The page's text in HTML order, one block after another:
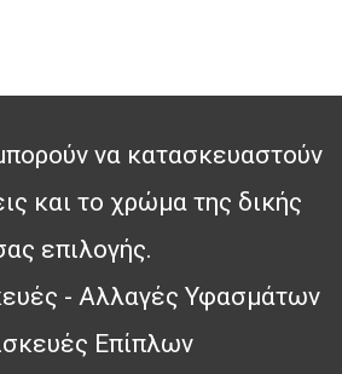
να κατασκευαστούν
και το χρώμα της δικής
επιλογής.
- Αλλαγές Υφασμάτων
Επίπλων